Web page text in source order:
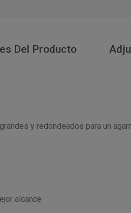
Del Producto
y redondeados para un
alcance